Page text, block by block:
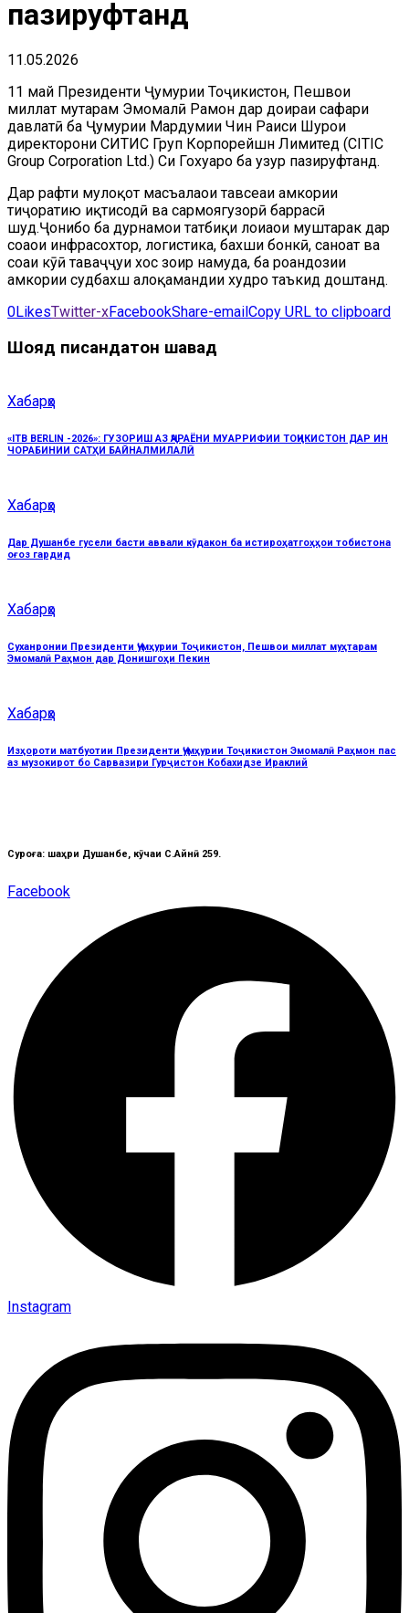
пазируфтанд
11.05.2026
11 май Президенти Ҷумҳурии Тоҷикистон, Пешвои
миллат муҳтарам Эмомалӣ Раҳмон дар доираи сафари
давлатӣ ба Ҷумҳурии Мардумии Чин Раиси Шурои
директорони СИТИС Груп Корпорейшн Лимитед (CITIC
Group Corporation Ltd.) Си Гохуаро ба ҳузур пазируфтанд.
Дар рафти мулоқот масъалаҳои тавсеаи ҳамкории
тиҷоратию иқтисодӣ ва сармоягузорӣ баррасӣ
шуд.Ҷонибҳо ба дурнамои татбиқи лоиҳаҳои муштарак дар
соҳаҳои инфрасохтор, логистика, бахши бонкӣ, саноат ва
соҳаи кӯҳӣ таваҷҷуҳи хос зоҳир намуда, ба роҳандозии
ҳамкории судбахш алоқамандии худро таъкид доштанд.
0LikesTwitter-xFacebookShare-email Copy URL to clipboard
Шояд писандатон шавад
Хабарҳо
«ITB BERLIN -2026»: ГУЗОРИШ АЗ ҶАРАЁНИ МУАРРИФИИ ТОҶИКИСТОН ДАР ИН
ЧОРАБИНИИ САТҲИ БАЙНАЛМИЛАЛӢ
Хабарҳо
Дар Душанбе гусели басти аввали кӯдакон ба истироҳатгоҳҳои тобистона
оғоз гардид
Хабарҳо
Суханронии Президенти Ҷумҳурии Тоҷикистон, Пешвои миллат муҳтарам
Эмомалӣ Раҳмон дар Донишгоҳи Пекин
Хабарҳо
Изҳороти матбуотии Президенти Ҷумҳурии Тоҷикистон Эмомалӣ Раҳмон пас
аз музокирот бо Сарвазири Гурҷистон Кобахидзе Ираклий
Суроға: шаҳри Душанбе, кӯчаи C.Айнӣ 259.
Facebook
Instagram